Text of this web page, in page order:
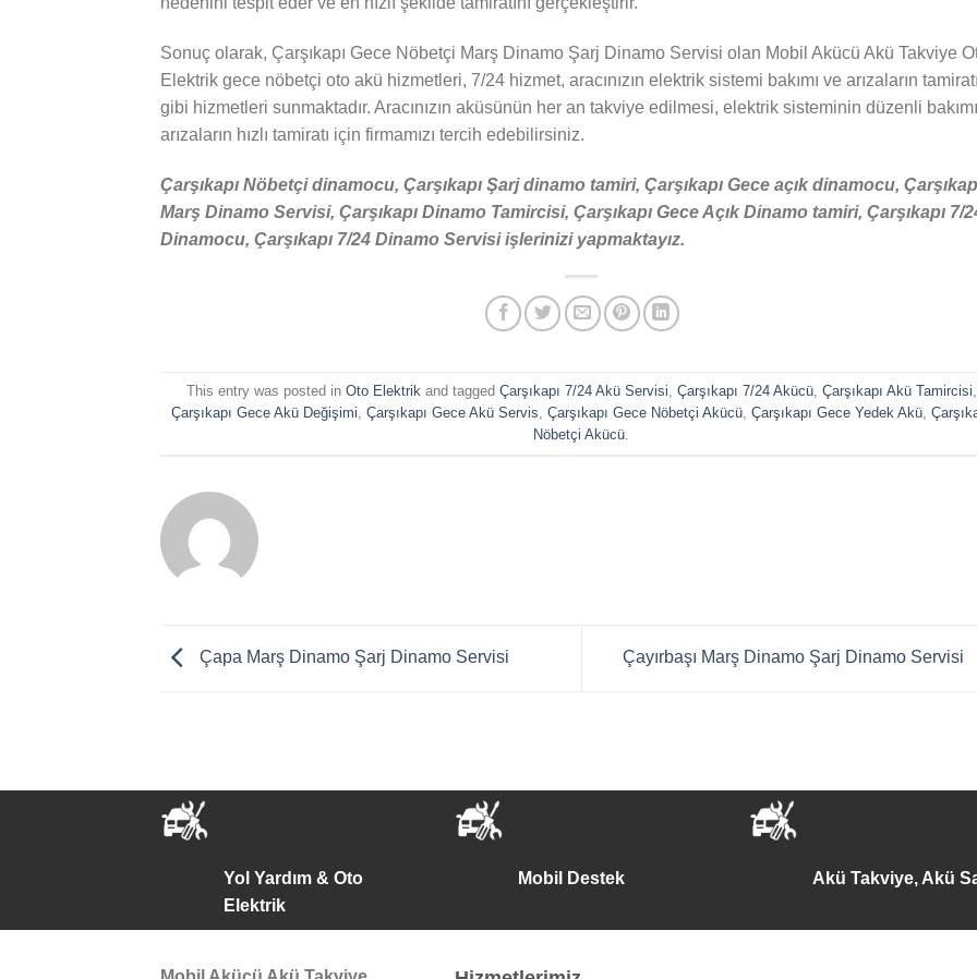
Sonuç olarak, Çarşıkapı Gece Nöbetçi Marş Dinamo Şarj Dinamo Servisi olan Mobil Akücü Akü Takviye
Elektrik gece nöbetçi oto akü hizmetleri, 7/24 hizmet, aracınızın elektrik sistemi bakımı ve arızaların
gibi hizmetleri sunmaktadır. Aracınızın aküsünün her an takviye edilmesi, elektrik sisteminin düzenli
arızaların hızlı tamiratı için firmamızı tercih edebilirsiniz.
Çarşıkapı Nöbetçi dinamocu, Çarşıkapı Şarj dinamo tamiri, Çarşıkapı Gece açık dinamocu,
Marş Dinamo Servisi, Çarşıkapı Dinamo Tamircisi, Çarşıkapı Gece Açık Dinamo tamiri, Çarşıkapı 7/
Dinamocu, Çarşıkapı 7/24 Dinamo Servisi işlerinizi yapmaktayız.
This entry was posted in Oto Elektrik and tagged Çarşıkapı 7/24 Akü Servisi Çarşıkapı 7/24 Akücü, Çarşıkapı Akü Tamircisi
Çarşıkapı Gece Akü Değişimi Çarşıkapı Gece Akü Servis Çarşıkapı Gece Nöbetçi Akücü, Çarşıkapı Gece Yedek Akü,
Nöbetçi Akücü
Çapa Marş Dinamo Şarj Dinamo Servisi Çayırbaşı Marş Dinamo Şarj Dinamo Servisi
Yol Yardım & Oto
Elektrik
Mobil Destek Akü Takviye, Akü